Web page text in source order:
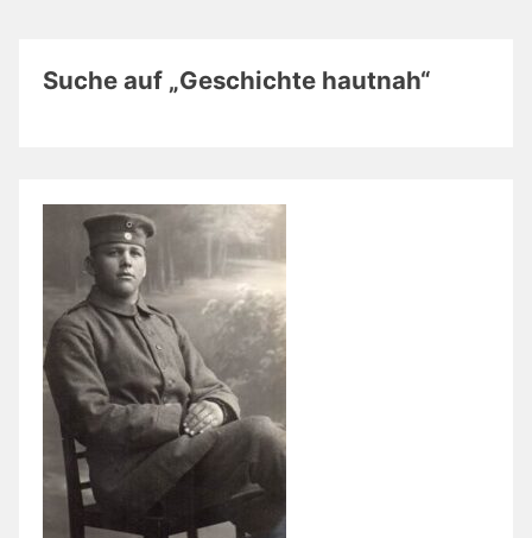
Suche auf „Geschichte hautnah“